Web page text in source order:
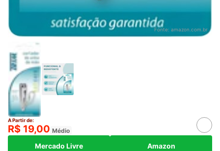
Fonte: amazon.com.br
A Partir de:
R$ 19,00 Médio
Mercado Livre Amazon